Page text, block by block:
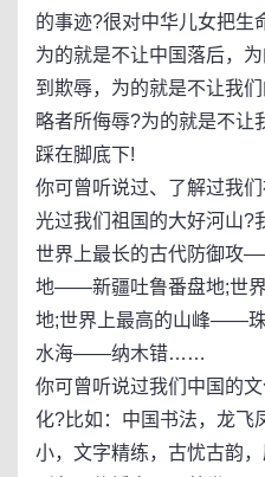
的事迹?很对中华儿女把生
为的就是不让中国落后，
到欺辱，为的就是不让我
略者所侮辱?为的就是不让
踩在脚底下!
你可曾听说过、了解过我
光过我们祖国的大好河山?
世界上最长的古代防御攻
地——新疆吐鲁番盘地;世
地;世界上最高的山峰——
水海——纳木错……
你可曾听说过我们中国的
化?比如：中国书法，龙飞
小，文字精练，古忧古韵